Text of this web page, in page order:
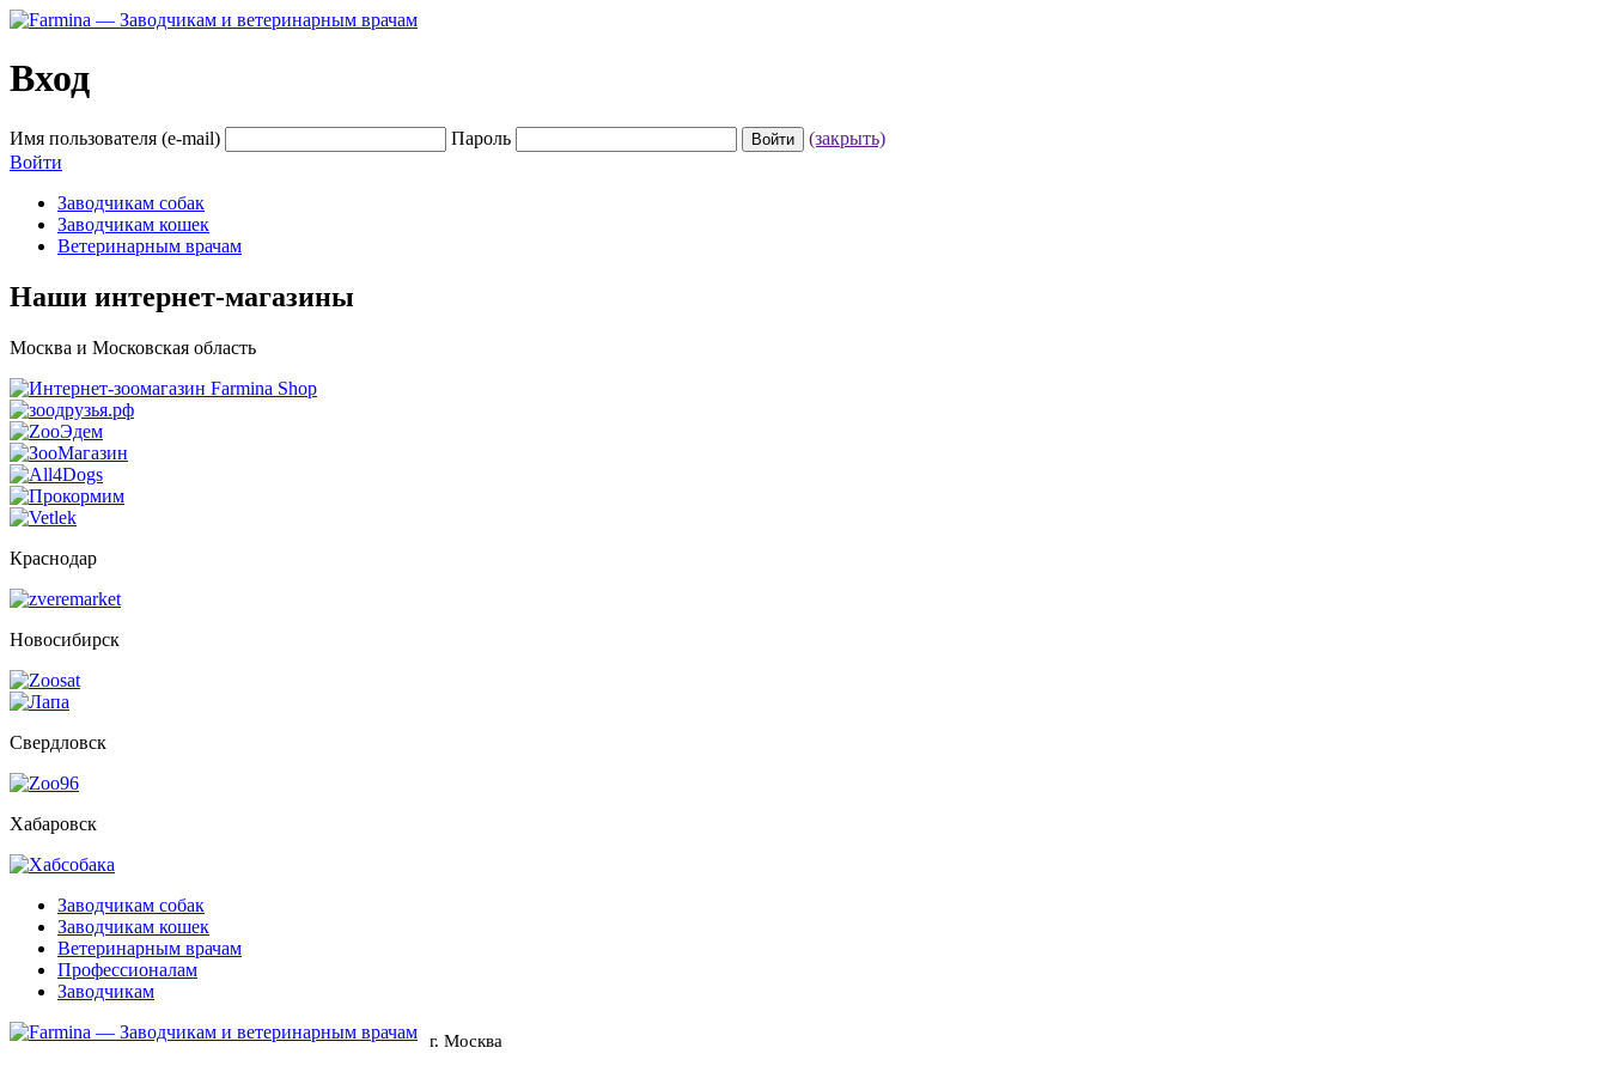
Вход
Имя пользователя (e-mail) Пароль
(закрыть)
Войти
Заводчикам собак
Заводчикам кошек
Ветеринарным врачам
Наши интернет-магазины
Москва и Московская область
Краснодар
Новосибирск
Свердловск
Хабаровск
Заводчикам собак
Заводчикам кошек
Ветеринарным врачам
Профессионалам
Заводчикам
г. Москва